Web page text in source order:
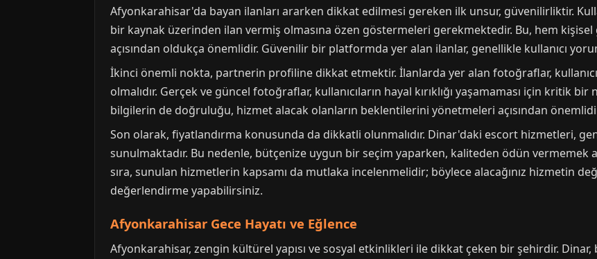
Afyonkarahisar'da bayan ilanları ararken dikkat edilmesi gereken ilk unsur, güvenilirliktir.
bir kaynak üzerinden ilan vermiş olmasına özen göstermeleri gerekmektedir. Bu, hem
açısından oldukça önemlidir. Güvenilir bir platformda yer alan ilanlar, genellikle kullanıcı
İkinci önemli nokta, partnerin profiline dikkat etmektir. İlanlarda yer alan fotoğraflar,
olmalıdır. Gerçek ve güncel fotoğraflar, kullanıcıların hayal kırıklığı yaşamaması için kritik
bilgilerin de doğruluğu, hizmet alacak olanların beklentilerini yönetmeleri açısından
Son olarak, fiyatlandırma konusunda da dikkatli olunmalıdır. Dinar'daki escort hizmetleri,
sunulmaktadır. Bu nedenle, bütçenize uygun bir seçim yaparken, kaliteden ödün vermemek
sıra, sunulan hizmetlerin kapsamı da mutlaka incelenmelidir; böylece alacağınız hizmetin
değerlendirme yapabilirsiniz.
Afyonkarahisar Gece Hayatı ve Eğlence
Afyonkarahisar, zengin kültürel yapısı ve sosyal etkinlikleri ile dikkat çeken bir şehirdir.